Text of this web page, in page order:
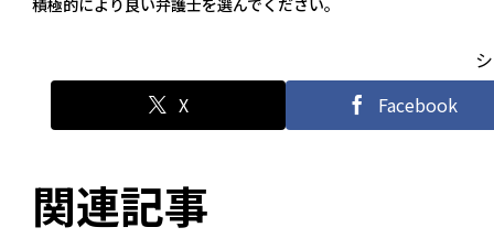
積極的により良い弁護士を選んでください。
X
Facebook
関連記事